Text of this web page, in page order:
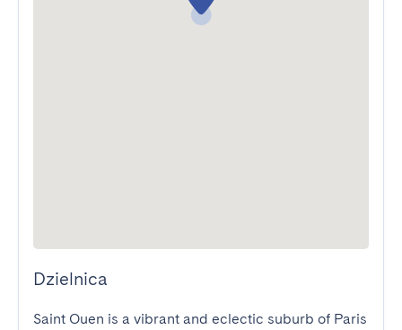
Dzielnica
Saint Ouen is a vibrant and eclectic suburb of Paris